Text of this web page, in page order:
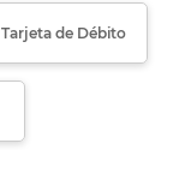
Tarjeta de Débito